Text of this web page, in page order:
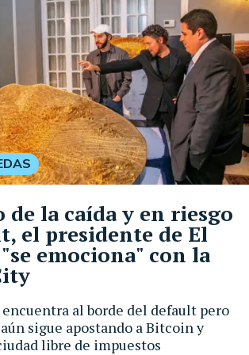
encuentra al borde del default pero
sigue apostando a Bitcoin y
libre de impuestos
de la caída y en riesgo
el presidente de El
emociona" con la